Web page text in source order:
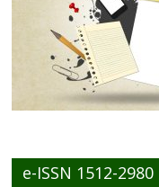
e-ISSN 1512-2980